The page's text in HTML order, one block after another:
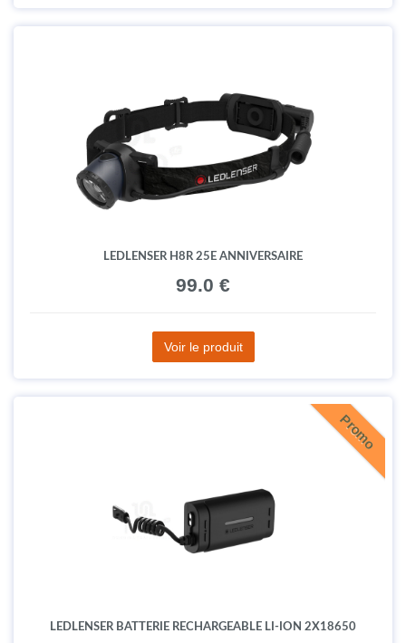
LEDLENSER H8R 25E ANNIVERSAIRE
99.0 €
Voir le produit
Promo
LEDLENSER BATTERIE RECHARGEABLE LI-ION 2X18650